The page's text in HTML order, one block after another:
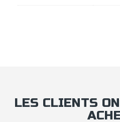
LES CLIENTS